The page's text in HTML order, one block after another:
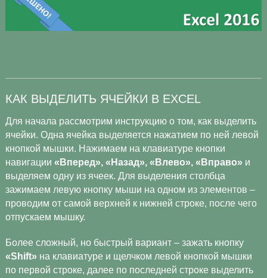
КАК ВЫДЕЛИТЬ ЯЧЕЙКИ В EXCEL
Для начала рассмотрим инструкцию о том, как выделить
ячейки. Одна ячейка выделяется нажатием по ней левой
кнопкой мышки. Нажимаем на клавиатуре кнопки
навигации «Вперед», «Назад», «Влево», «Вправо» и
выделяем одну из ячеек. Для выделения столбца
зажимаем левую кнопку мыши на одном из элементов –
проводим от самой верхней к нижней строке, после чего
отпускаем мышку.
Более сложный, но быстрый вариант – зажать кнопку
«Shift» на клавиатуре и щелчком левой кнопкой мышки
по первой строке, далее по последней строке выделить